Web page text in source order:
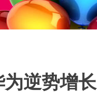
为逆势增长